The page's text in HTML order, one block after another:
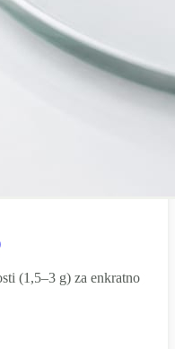
(1,5–3 g) za enkratno